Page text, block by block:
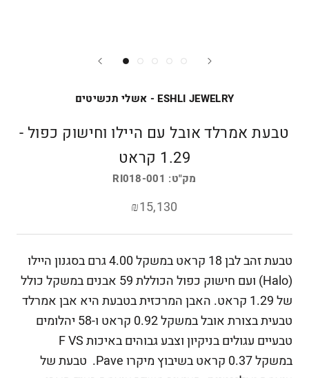
ESHLI JEWELRY - אשלי תכשיטים
טבעת אמרלד אובל עם היילו וחישוק כפול -
1.29 קראט
מק"ט: RI018-001
₪15,130
טבעת זהב לבן 18 קראט במשקל 4.00 גרם בסגנון היילו
(Halo) ועם חישוק כפול הכוללת 59 אבנים במשקל כולל
של 1.29 קראט. האבן המרכזית בטבעת היא אבן אמרלד
טבעית בצורת אובל במשקל 0.92 קראט ו-58 יהלומים
טבעיים עגולים בניקיון וצבע גבוהים באיכות F VS
במשקל 0.37 קראט בשיבוץ מיקרו Pave. טבעת של